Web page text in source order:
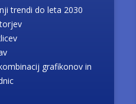
trendi do leta 2030
grafikonov in